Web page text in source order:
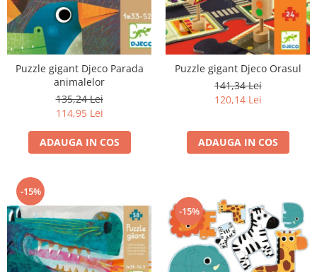
Puzzle gigant Djeco Parada
animalelor
135,24 Lei
114,95 Lei
ADAUGA IN COS
Puzzle gigant Djeco Orasul
141,34 Lei
120,14 Lei
ADAUGA IN COS
-15%
-15%